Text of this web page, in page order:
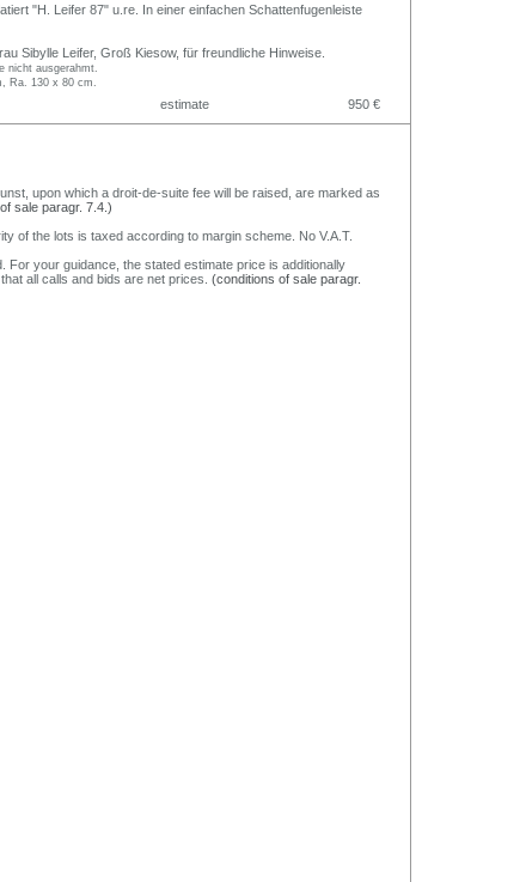
"H. Leifer 87" u.re. In einer einfachen Schattenfugenleiste
Sibylle Leifer, Groß Kiesow, für freundliche Hinweise.
nicht ausgerahmt.
Ra. 130 x 80 cm.
estimate 950 €
upon which a droit-de-suite fee will be raised, are marked as
sale paragr. 7.4.)
of the lots is taxed according to margin scheme. No V.A.T.
For your guidance, the stated estimate price is additionally
all calls and bids are net prices. (conditions of sale paragr.